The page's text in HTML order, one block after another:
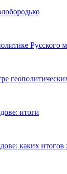
Русского
итоги
каких итогов